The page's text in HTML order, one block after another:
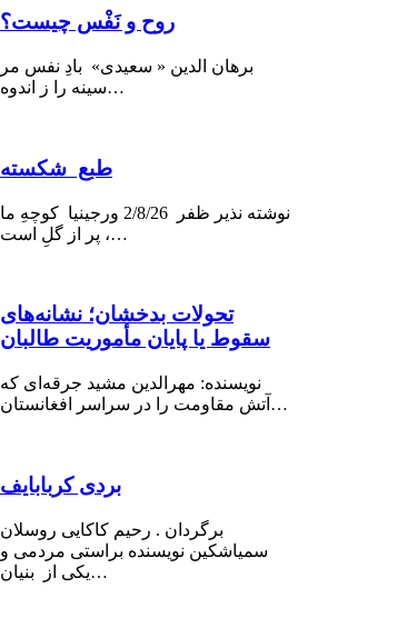
روح و نَفْس چیست؟
برهان الدین « سعیدی» بادِ نفس مر
سینه را ز اندوه…
طبع شکسته
نوشته نذیر ظفر 2/8/26 ورجینیا كوچهِ ما
پر از گلِ است ،…
تحولات بدخشان؛ نشانه‌های
سقوط یا پایان مأموریت طالبان
نویسنده: مهرالدین مشید جرقه‌ای که
آتش مقاومت را در سراسر افغانستان…
بردی کربابایف
برگردان . رحیم کاکایی روسلان
سمیاشکین نویسنده براستی مردمی و
یکی از بنیان…